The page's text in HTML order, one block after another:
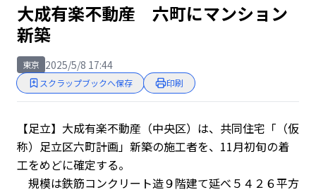
大成有楽不動産 六町にマンション
新築
東京 2025/5/8 17:44
スクラップブックへ保存 印刷
【足立】大成有楽不動産（中央区）は、共同住宅「（仮
称）足立区六町計画」新築の施工者を、11月初旬の着
工をめどに確定する。
規模は鉄筋コンクリート造９階建て延べ５４２６平方